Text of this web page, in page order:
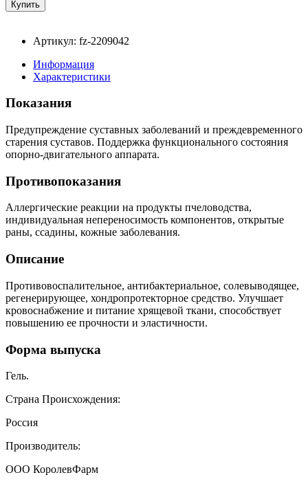
Артикул: fz-2209042
Информация
Характеристики
Показания
Предупреждение суставных заболеваний и преждевременного
старения суставов. Поддержка функционального состояния
опорно-двигательного аппарата.
Противопоказания
Аллергические реакции на продукты пчеловодства,
индивидуальная непереносимость компонентов, открытые
раны, ссадины, кожные заболевания.
Описание
Противовоспалительное, антибактериальное, солевыводящее,
регенерирующее, хондропротекторное средство. Улучшает
кровоснабжение и питание хрящевой ткани, способствует
повышению ее прочности и эластичности.
Форма выпуска
Гель.
Страна Происхождения:
Россия
Производитель:
ООО КоролевФарм